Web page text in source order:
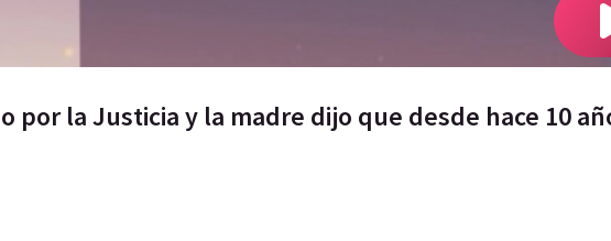
por la Justicia y la madre dijo que desde hace 10